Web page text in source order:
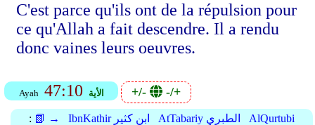
C'est parce qu'ils ont de la répulsion pour
ce qu'Allah a fait descendre. Il a rendu
donc vaines leurs oeuvres.
Ayah 47:10 الأية +/- -/+
: 📗 → IbnKathir ابن كثير AtTabariy الطبري
AlQurtubi